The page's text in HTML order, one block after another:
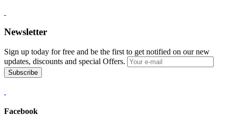
Newsletter
Sign up today for free and be the first to get notified on our new
updates, discounts and special Offers.
Subscribe
Facebook